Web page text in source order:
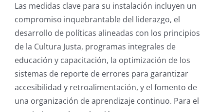
Las medidas clave para su instalación incluyen un
compromiso inquebrantable del liderazgo, el
desarrollo de políticas alineadas con los principios
de la Cultura Justa, programas integrales de
educación y capacitación, la optimización de los
sistemas de reporte de errores para garantizar
accesibilidad y retroalimentación, y el fomento de
una organización de aprendizaje continuo. Para el